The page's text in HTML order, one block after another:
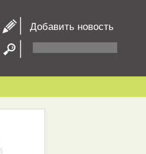
Добавить новость